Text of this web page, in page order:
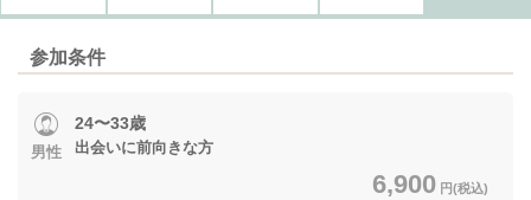
参加条件
男性
24〜33歳
出会いに前向きな方
6,900 円(税込)